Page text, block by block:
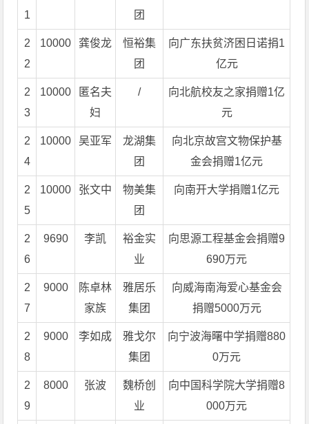
1
团
2
2
10000 龚俊龙
恒裕集
团
向广东扶贫济困日诺捐1
亿元
2
3
10000
匿名夫
妇
/
向北航校友之家捐赠1亿
元
2
4
10000 吴亚军
龙湖集
团
向北京故宫文物保护基
金会捐赠1亿元
2
5
10000 张文中
物美集
团
向南开大学捐赠1亿元
2
6
9690 李凯
裕金实
业
向思源工程基金会捐赠9
690万元
2
7
9000
陈卓林
家族
雅居乐
集团
向威海南海爱心基金会
捐赠5000万元
2
8
9000 李如成
雅戈尔
集团
向宁波海曙中学捐赠880
0万元
2
9
8000 张波
魏桥创
业
向中国科学院大学捐赠8
000万元